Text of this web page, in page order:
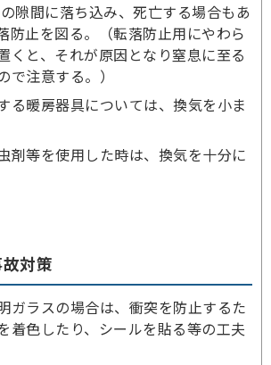
隙間に落ち込み、死亡する場合もあ
防止を図る。（転落防止用にやわら
くと、それが原因となり窒息に至る
で注意する。）
る暖房器具については、換気を小ま
剤等を使用した時は、換気を十分に
対策
ガラスの場合は、衝突を防止するた
着色したり、シールを貼る等の工夫